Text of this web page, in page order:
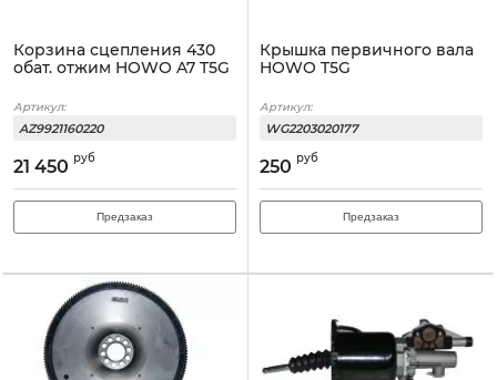
Корзина сцепления 430
обат. отжим HOWO A7 T5G
Артикул:
AZ9921160220
21 450 руб
Предзаказ
Крышка первичного вала
HOWO T5G
Артикул:
WG2203020177
250 руб
Предзаказ